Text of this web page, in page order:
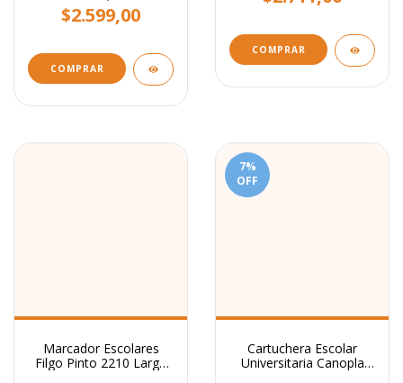
$2.599,00
Marcador Escolares
Filgo Pinto 2210 Largo
7%
OFF
Cartuchera Escolar
Universitaria Canopla